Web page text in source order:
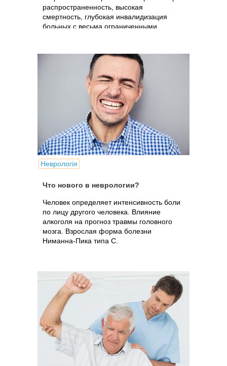
распространенность, высокая
смертность, глубокая инвалидизация
больных с весьма ограниченными
Неврологія
Что нового в неврологии?
Человек определяет интенсивность боли
по лицу другого человека. Влияние
алкоголя на прогноз травмы головного
мозга. Взрослая форма болезни
Ниманна-Пика типа С.